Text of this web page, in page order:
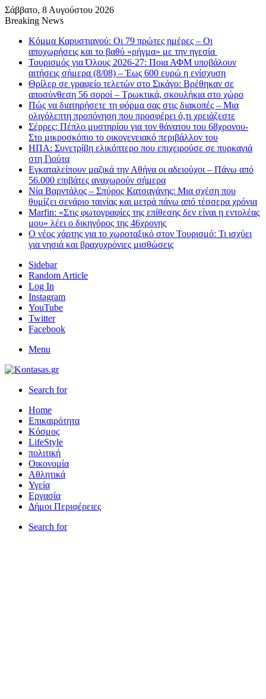
Σάββατο, 8 Αυγούστου 2026
Breaking News
Κόμμα Καρυστιανού: Οι 79 πρώτες ημέρες – Οι
αποχωρήσεις και το βαθύ «ρήγμα» με την ηγεσία
Τουρισμός για Όλους 2026-27: Ποια ΑΦΜ υποβάλουν
αιτήσεις σήμερα (8/08) – Έως 600 ευρώ η ενίσχυση
Θρίλερ σε γραφείο τελετών στο Σικάγο: Βρέθηκαν σε
αποσύνθεση 56 σοροί – Τρωκτικά, σκουλήκια στο χώρο
Πώς να διατηρήσετε τη φόρμα σας στις διακοπές – Μια
ολιγόλεπτη προπόνηση που προσφέρει ό,τι χρειάζεστε
Σέρρες: Πέπλο μυστηρίου για τον θάνατου του 68χρονου-
Στο μικροσκόπιο το οικογενειακό περιβάλλον του
ΗΠΑ: Συνετρίβη ελικόπτερο που επιχειρούσε σε πυρκαγιά
στη Γιούτα
Εγκαταλείπουν μαζικά την Αθήνα οι αδειούχοι – Πάνω από
56.000 επιβάτες αναχωρούν σήμερα
Νία Βαρντάλος – Σπύρος Κατσαγάνης: Μια σχέση που
θυμίζει σενάριο ταινίας και μετρά πάνω από τέσσερα χρόνια
Marfin: «Στις φωτογραφίες της επίθεσης δεν είναι η εντολέας
μου» λέει ο δικηγόρος της 46χρονης
Ο νέος χάρτης για το χωροταξικό στον Τουρισμό: Τι ισχύει
για νησιά και βραχυχρόνιες μισθώσεις
Sidebar
Random Article
Log In
Instagram
YouTube
Twitter
Facebook
Menu
Search for
Home
Επικαιρότητα
Κόσμος
LifeStyle
πολιτική
Οικονομία
Αθλητικά
Υγεία
Εργασία
Δήμοι Περιφέρειες
Search for